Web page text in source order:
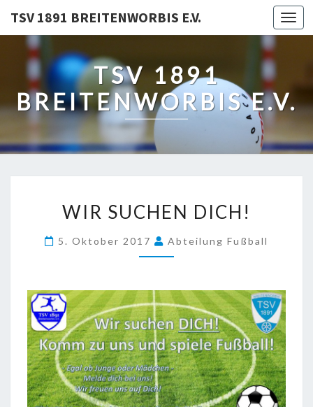
TSV 1891 BREITENWORBIS E.V.
TSV 1891
BREITENWORBIS E.V.
SUCHEN
DICH!
WIR SUCHEN DICH!
5. Oktober 2017 Abteilung Fußball